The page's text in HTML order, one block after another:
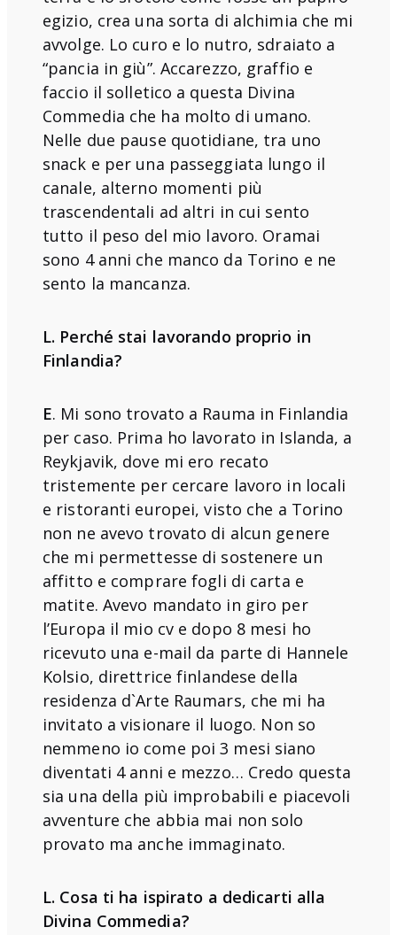
egizio, crea una sorta di alchimia che mi
avvolge. Lo curo e lo nutro, sdraiato a
“pancia in giù”. Accarezzo, graffio e
faccio il solletico a questa Divina
Commedia che ha molto di umano.
Nelle due pause quotidiane, tra uno
snack e per una passeggiata lungo il
canale, alterno momenti più
trascendentali ad altri in cui sento
tutto il peso del mio lavoro. Oramai
sono 4 anni che manco da Torino e ne
sento la mancanza.
L. Perché stai lavorando proprio in
Finlandia?
E. Mi sono trovato a Rauma in Finlandia
per caso. Prima ho lavorato in Islanda, a
Reykjavik, dove mi ero recato
tristemente per cercare lavoro in locali
e ristoranti europei, visto che a Torino
non ne avevo trovato di alcun genere
che mi permettesse di sostenere un
affitto e comprare fogli di carta e
matite. Avevo mandato in giro per
l’Europa il mio cv e dopo 8 mesi ho
ricevuto una e-mail da parte di Hannele
Kolsio, direttrice finlandese della
residenza d`Arte Raumars, che mi ha
invitato a visionare il luogo. Non so
nemmeno io come poi 3 mesi siano
diventati 4 anni e mezzo… Credo questa
sia una della più improbabili e piacevoli
avventure che abbia mai non solo
provato ma anche immaginato.
L. Cosa ti ha ispirato a dedicarti alla
Divina Commedia?